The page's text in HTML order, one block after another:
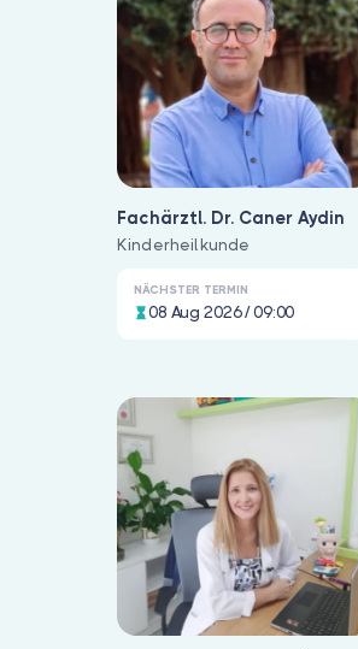
Fachärztl. Dr. Caner Aydin
Kinderheilkunde
NÄCHSTER TERMIN
08 Aug 2026 / 09:00